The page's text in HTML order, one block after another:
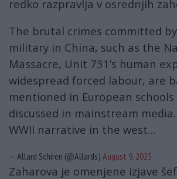
redko razpravlja v osrednjih
The brutal crimes committed
military in China, such as the
Massacre, Unit 731’s human
widespread forced labour, are
mentioned in European
discussed in mainstream
WWII narrative in the west…
— Allard Schiren (@Allards) August 9, 2025
Zaharova je omenjene izjave